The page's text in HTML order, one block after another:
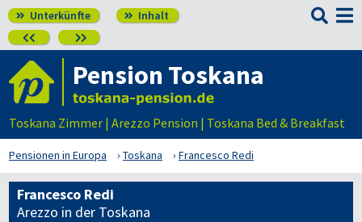
 Unterkünfte  Inhalt
 

Pension Toskana
Toskana Zimmer | Arezzo Pension | Toskana Bed & Breakfast
Pensionen in Europa Toskana Francesco Redi
Francesco Redi
Arezzo in der Toskana